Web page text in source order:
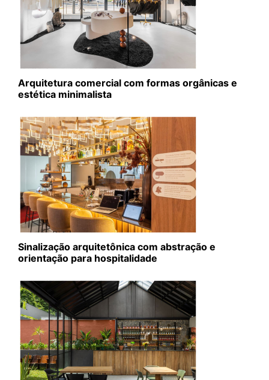
Arquitetura comercial com formas orgânicas e
estética minimalista
Sinalização arquitetônica com abstração e
orientação para hospitalidade